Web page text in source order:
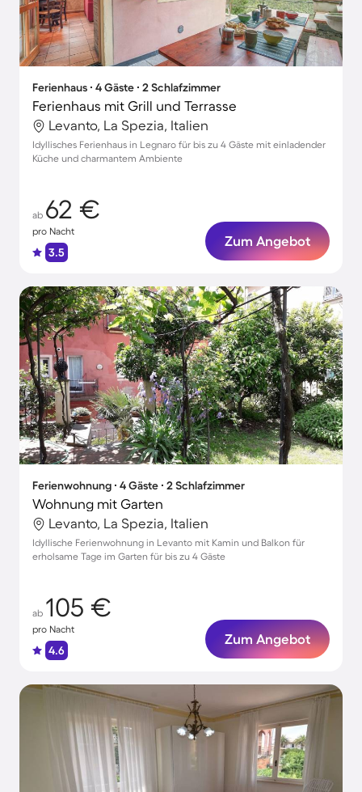
Ferienhaus ∙ 4 Gäste ∙ 2 Schlafzimmer
Ferienhaus mit Grill und Terrasse
Levanto, La Spezia, Italien
Idyllisches Ferienhaus in Legnaro für bis zu 4 Gäste mit einladender
Küche und charmantem Ambiente
ab 62 €
pro Nacht
3.5
Zum Angebot
Ferienwohnung ∙ 4 Gäste ∙ 2 Schlafzimmer
Wohnung mit Garten
Levanto, La Spezia, Italien
Idyllische Ferienwohnung in Levanto mit Kamin und Balkon für
erholsame Tage im Garten für bis zu 4 Gäste
ab 105 €
pro Nacht
4.6
Zum Angebot